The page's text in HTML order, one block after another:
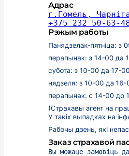
Адрас
г.Гомель,
+375 232 50-63-
Рэжым работы
Панядзелак-пятніца: з
перапынак: з 14-00 да
субота: з 10-00 да 17-00
нядзеля: з 10-00 да 16-
перапынак: с 14-00 до
(Страхавы агент на
У такіх выпадках на
Рабочы дзень, які
Заказ страхавой
Вы можаце замовіць